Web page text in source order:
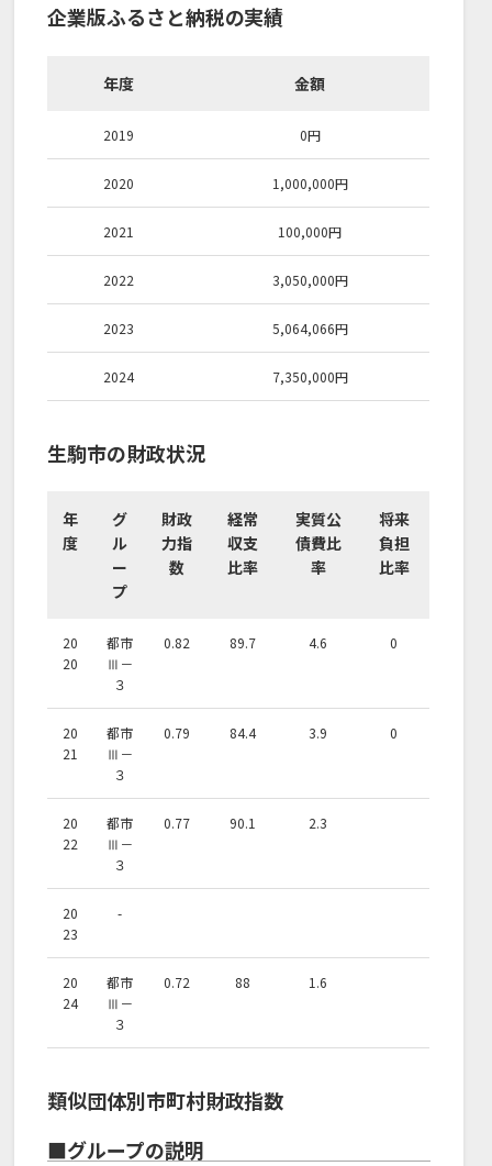
企業版ふるさと納税の実績
年度 金額
2019 0円
2020 1,000,000円
2021 100,000円
2022 3,050,000円
2023 5,064,066円
2024 7,350,000円
生駒市の財政状況
年
度
グ
ル
ー
プ
財政
力指
数
経常
収支
比率
実質公
債費比
率
将来
負担
比率
20
20
都市
Ⅲ－
３
0.82 89.7 4.6 0
20
21
都市
Ⅲ－
３
0.79 84.4 3.9 0
20
22
都市
Ⅲ－
３
0.77 90.1 2.3
20
23
-
20
24
都市
Ⅲ－
３
0.72 88 1.6
類似団体別市町村財政指数
■グループの説明